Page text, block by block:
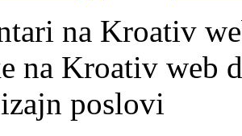
na Kroativ
na Kroativ web
poslovi